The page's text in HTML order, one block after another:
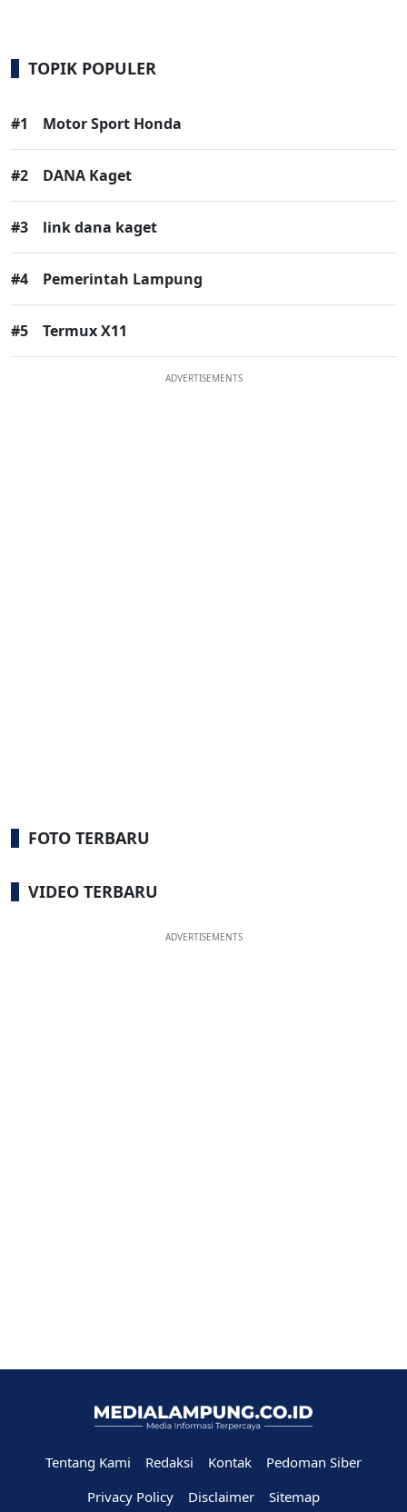
TOPIK POPULER
#1 Motor Sport Honda
#2 DANA Kaget
#3 link dana kaget
#4 Pemerintah Lampung
#5 Termux X11
ADVERTISEMENTS
FOTO TERBARU
VIDEO TERBARU
ADVERTISEMENTS
Tentang Kami Redaksi Kontak
Pedoman Siber
Privacy Policy
Disclaimer Sitemap